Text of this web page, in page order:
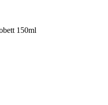
150ml